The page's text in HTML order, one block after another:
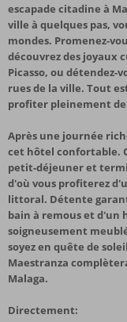
escapade citadine à
ville à quelques pas,
mondes. Promenez-
découvrez des joyaux
Picasso, ou détendez-
rues de la ville. Tout
profiter pleinement
Après une journée
cet hôtel confortable.
petit-déjeuner et
d'où vous profiterez
littoral. Détente
bain à remous et d'un
soigneusement
soyez en quête de
Maestranza
Malaga.
Directement: